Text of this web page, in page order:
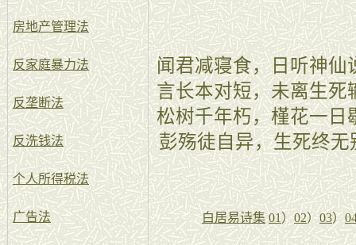
房地产管理法
反家庭暴力法
反垄断法
反洗钱法
个人所得税法
广告法
闻君减寝食，日听神
言长本对短，未离生
松树千年朽，槿花一
彭殇徒自异，生死终
白居易诗集 01）02）03）